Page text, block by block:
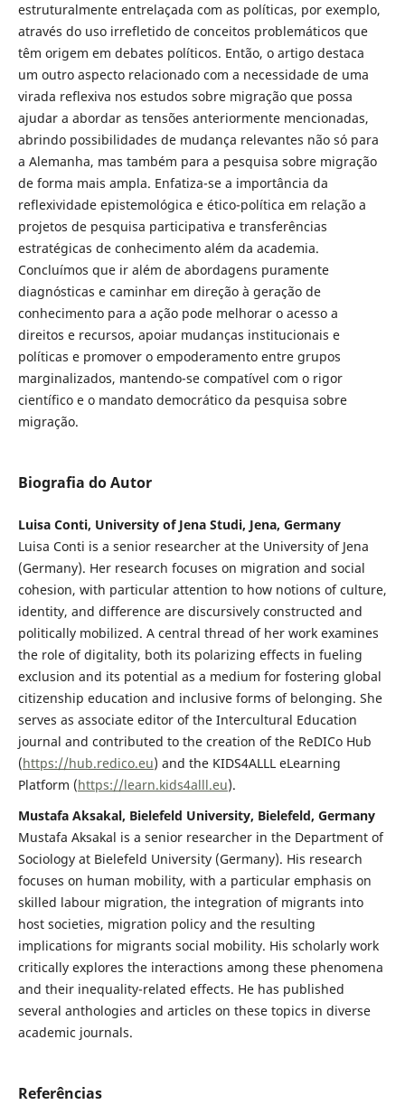
estruturalmente entrelaçada com as políticas, por exemplo,
através do uso irrefletido de conceitos problemáticos que
têm origem em debates políticos. Então, o artigo destaca
um outro aspecto relacionado com a necessidade de uma
virada reflexiva nos estudos sobre migração que possa
ajudar a abordar as tensões anteriormente mencionadas,
abrindo possibilidades de mudança relevantes não só para
a Alemanha, mas também para a pesquisa sobre migração
de forma mais ampla. Enfatiza-se a importância da
reflexividade epistemológica e ético-política em relação a
projetos de pesquisa participativa e transferências
estratégicas de conhecimento além da academia.
Concluímos que ir além de abordagens puramente
diagnósticas e caminhar em direção à geração de
conhecimento para a ação pode melhorar o acesso a
direitos e recursos, apoiar mudanças institucionais e
políticas e promover o empoderamento entre grupos
marginalizados, mantendo-se compatível com o rigor
científico e o mandato democrático da pesquisa sobre
migração.
Biografia do Autor
Luisa Conti, University of Jena Studi, Jena, Germany
Luisa Conti is a senior researcher at the University of Jena
(Germany). Her research focuses on migration and social
cohesion, with particular attention to how notions of culture,
identity, and difference are discursively constructed and
politically mobilized. A central thread of her work examines
the role of digitality, both its polarizing effects in fueling
exclusion and its potential as a medium for fostering global
citizenship education and inclusive forms of belonging. She
serves as associate editor of the Intercultural Education
journal and contributed to the creation of the ReDICo Hub
(https://hub.redico.eu) and the KIDS4ALLL eLearning
Platform (https://learn.kids4alll.eu).
Mustafa Aksakal, Bielefeld University, Bielefeld, Germany
Mustafa Aksakal is a senior researcher in the Department of
Sociology at Bielefeld University (Germany). His research
focuses on human mobility, with a particular emphasis on
skilled labour migration, the integration of migrants into
host societies, migration policy and the resulting
implications for migrants social mobility. His scholarly work
critically explores the interactions among these phenomena
and their inequality-related effects. He has published
several anthologies and articles on these topics in diverse
academic journals.
Referências